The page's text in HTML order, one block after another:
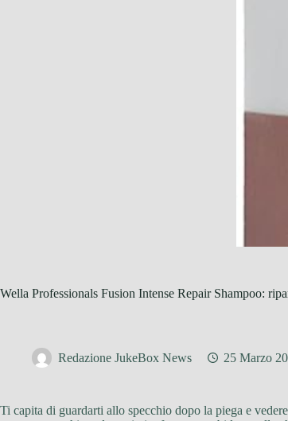
Wella Professionals Fusion Intense Repair Shampoo:
Redazione JukeBox News 25 Marzo
Ti capita di guardarti allo specchio dopo la piega e